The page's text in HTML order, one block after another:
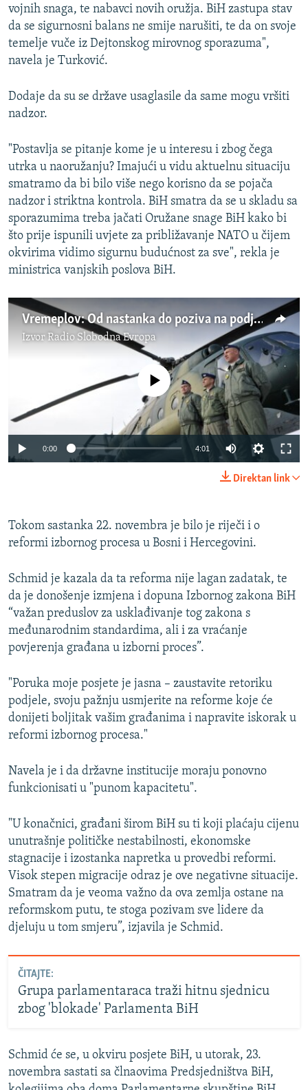
vojnih snaga, te nabavci novih oružja. BiH zastupa stav
da se sigurnosni balans ne smije narušiti, te da on svoje
temelje vuče iz Dejtonskog mirovnog sporazuma",
navela je Turković.
Dodaje da su se države usaglasile da same mogu vršiti
nadzor.
"Postavlja se pitanje kome je u interesu i zbog čega
utrka u naoružanju? Imajući u vidu aktuelnu situaciju
smatramo da bi bilo više nego korisno da se pojača
nadzor i striktna kontrola. BiH smatra da se u skladu sa
sporazumima treba jačati Oružane snage BiH kako bi
što prije ispunili uvjete za približavanje NATO u čijem
okvirima vidimo sigurnu budućnost za sve", rekla je
ministrica vanjskih poslova BiH.
Vremeplov: Od nastanka do poziva na podjelu vojske BiH
Izvor Radio Slobodna Evropa
No media source currently available
0:00 4:01
Direktan link
Tokom sastanka 22. novembra je bilo je riječi i o
reformi izbornog procesa u Bosni i Hercegovini.
Schmid je kazala da ta reforma nije lagan zadatak, te
da je donošenje izmjena i dopuna Izbornog zakona BiH
“važan preduslov za usklađivanje tog zakona s
međunarodnim standardima, ali i za vraćanje
povjerenja građana u izborni proces”.
"Poruka moje posjete je jasna – zaustavite retoriku
podjele, svoju pažnju usmjerite na reforme koje će
donijeti boljitak vašim građanima i napravite iskorak u
reformi izbornog procesa."
Navela je i da državne institucije moraju ponovno
funkcionisati u "punom kapacitetu".
"U konačnici, građani širom BiH su ti koji plaćaju cijenu
unutrašnje političke nestabilnosti, ekonomske
stagnacije i izostanka napretka u provedbi reformi.
Visok stepen migracije odraz je ove negativne situacije.
Smatram da je veoma važno da ova zemlja ostane na
reformskom putu, te stoga pozivam sve lidere da
djeluju u tom smjeru”, izjavila je Schmid.
ČITAJTE:
Grupa parlamentaraca traži hitnu sjednicu
zbog 'blokade' Parlamenta BiH
Schmid će se, u okviru posjete BiH, u utorak, 23.
novembra sastati sa člnaovima Predsjedništva BiH,